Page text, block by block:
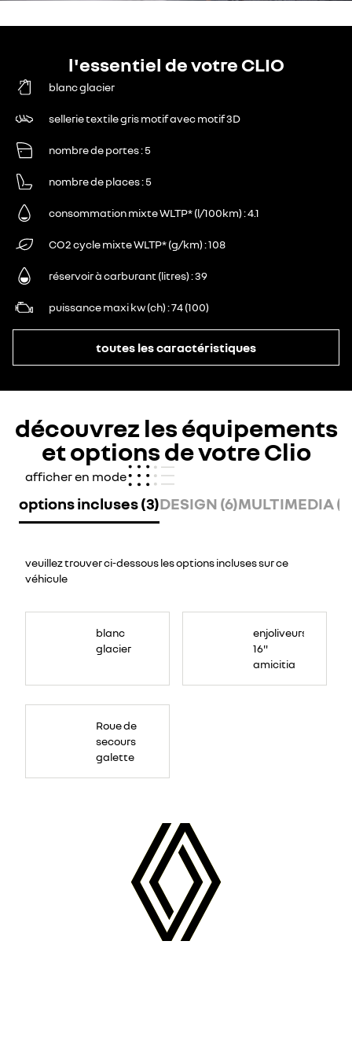
l'essentiel de votre CLIO
blanc glacier
sellerie textile gris motif avec motif 3D
nombre de portes 5
nombre de places 5
consommation mixte WLTP* (l/100km) 4.1
CO2 cycle mixte WLTP* (g/km) 108
réservoir à carburant (litres) 39
puissance maxi kw (ch) 74 (100)
toutes les caractéristiques
découvrez les équipements
et options de votre Clio
afficher en mode
options incluses (3)DESIGN (6)MULTIMEDIA
veuillez trouver ci-dessous les options incluses sur ce
véhicule
blanc
glacier
enjoliveurs
16"
amicitia
Roue de
secours
galette